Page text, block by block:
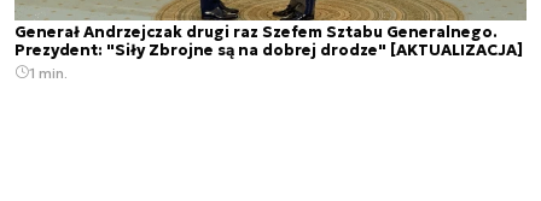
Generał Andrzejczak drugi raz Szefem Sztabu Generalnego.
Prezydent: "Siły Zbrojne są na dobrej drodze" [AKTUALIZACJA]
1 min.